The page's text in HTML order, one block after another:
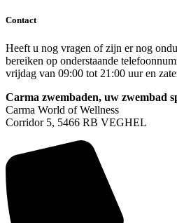
Contact
Heeft u nog vragen of zijn er nog
bereiken op onderstaande
vrijdag van 09:00 tot 21:00 uur en
Carma zwembaden, uw zwembad
Carma World of Wellness
Corridor 5, 5466 RB VEGHEL